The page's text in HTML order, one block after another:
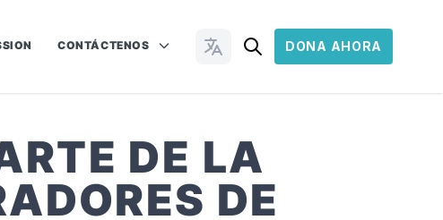
CONTÁCTENOS Cambiar idiomaDONA AHORA
DE LA
DE